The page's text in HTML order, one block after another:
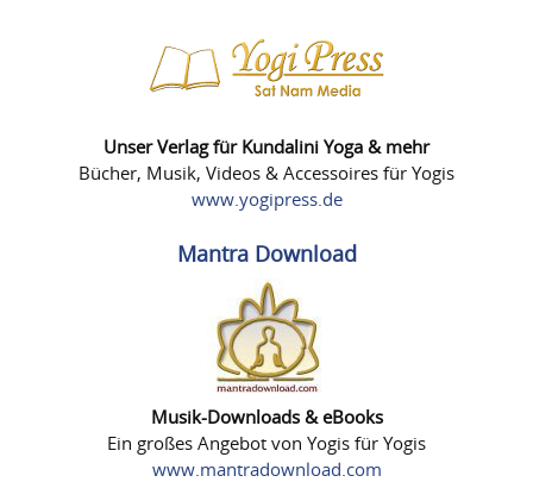
Unser Verlag für Kundalini Yoga & mehr
Bücher, Musik, Videos & Accessoires für Yogis
www.yogipress.de
Mantra Download
Musik-Downloads & eBooks
Ein großes Angebot von Yogis für Yogis
www.mantradownload.com